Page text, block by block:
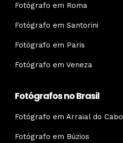
Fotógrafo em Roma
Fotógrafo em Santorini
Fotógrafo em Paris
Fotógrafo em Veneza
Fotógrafos no Brasil
Fotógrafo em Arraial do Cabo
Fotógrafo em Búzios